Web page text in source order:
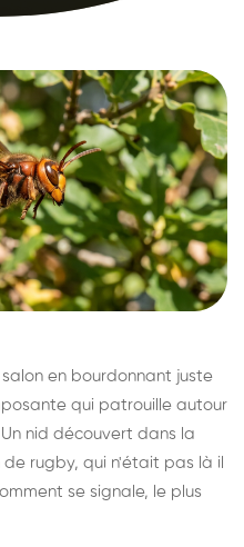
en bourdonnant juste
qui patrouille autour
nid découvert dans la
rugby, qui n'était pas là il
se signale, le plus